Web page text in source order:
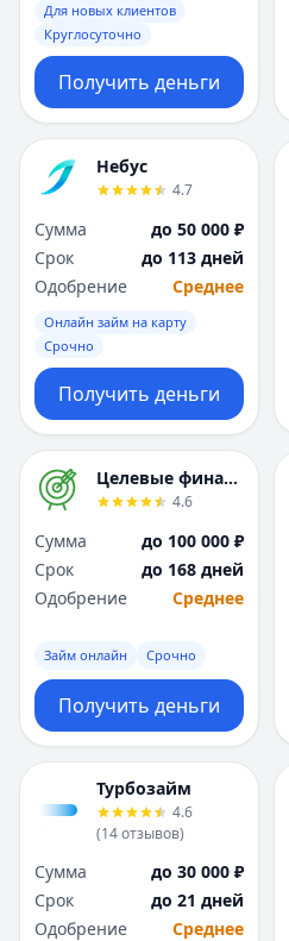
Для новых клиентов
Круглосуточно
Получить деньги
Небус
4.7
Сумма
до 50 000 ₽
Срок
до 113 дней
Одобрение
Среднее
Онлайн займ на карту
Срочно
Получить деньги
Целевые финансы
4.6
Сумма
до 100 000 ₽
Срок
до 168 дней
Одобрение
Среднее
Займ онлайн Срочно
Получить деньги
Турбозайм
4.6
(14отзывов)
Сумма
до 30 000 ₽
Срок
до 21 дней
Одобрение
Среднее